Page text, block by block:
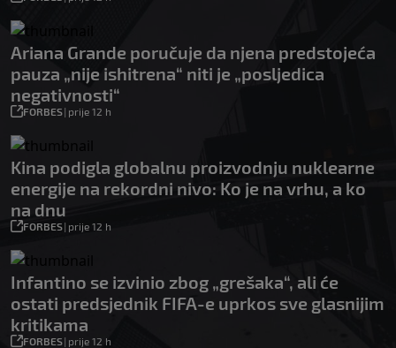
Ariana Grande poručuje da njena predstojeća
pauza „nije ishitrena“ niti je „posljedica
negativnosti“
FORBES| prije 12 h
Kina podigla globalnu proizvodnju nuklearne
energije na rekordni nivo: Ko je na vrhu, a ko
na dnu
FORBES| prije 12 h
Infantino se izvinio zbog „grešaka“, ali će
ostati predsjednik FIFA-e uprkos sve glasnijim
kritikama
FORBES| prije 12 h